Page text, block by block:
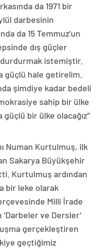
da 1971 bir
darbesinin
da 15 Temmuz’un
dış güçler
istemiştir.
güçlü hale getirelim.
şimdiye kadar bedeli
sahip bir ülke
güçlü bir ülke olacağız”
Numan Kurtulmuş, ilk
Sakarya Büyükşehir
Kurtulmuş ardından
bir leke olarak
Milli İrade
ve Dersler’
gerçekleştiren
geçtiğimiz